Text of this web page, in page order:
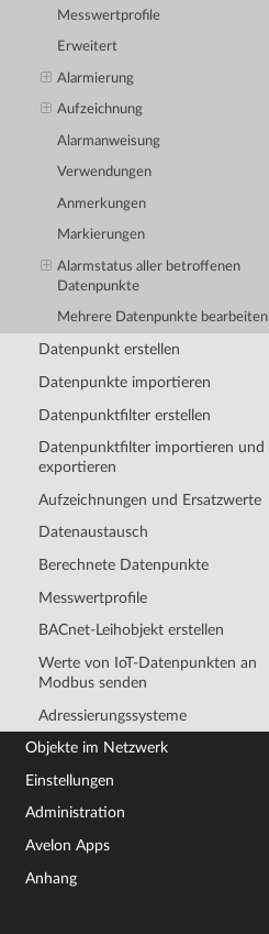
Messwertprofile
Erweitert
Alarmierung
Aufzeichnung
Alarmanweisung
Verwendungen
Anmerkungen
Markierungen
Alarmstatus aller betroffenen
Datenpunkte
Mehrere Datenpunkte bearbeiten
Datenpunkt erstellen
Datenpunkte importieren
Datenpunktfilter erstellen
Datenpunktfilter importieren und
exportieren
Aufzeichnungen und Ersatzwerte
Datenaustausch
Berechnete Datenpunkte
Messwertprofile
BACnet-Leihobjekt erstellen
Werte von IoT-Datenpunkten an
Modbus senden
Adressierungssysteme
Objekte im Netzwerk
Einstellungen
Administration
Avelon Apps
Anhang